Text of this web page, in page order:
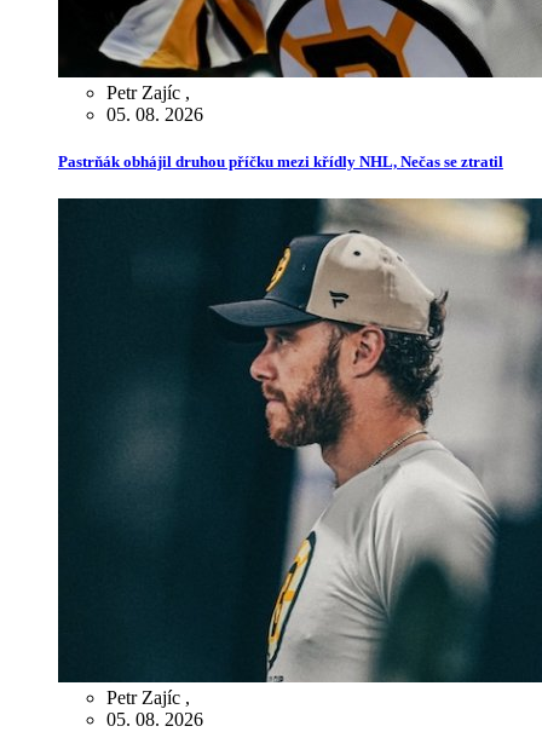
Petr Zajíc ,
05. 08. 2026
Pastrňák obhájil druhou příčku mezi křídly NHL, Nečas se ztratil
Petr Zajíc ,
05. 08. 2026